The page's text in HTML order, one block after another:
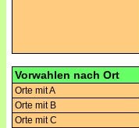
Vorwahlen nach Ort
Orte mit A
Orte mit B
Orte mit C